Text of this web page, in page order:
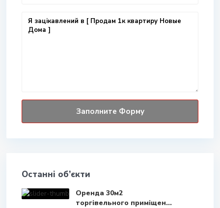
Останні об’єкти
Оренда 30м2
торгівельного приміщен...